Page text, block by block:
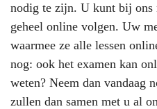
nodig te zijn. U kunt bij ons
geheel online volgen. Uw
waarmee ze alle lessen
nog: ook het examen kan
weten? Neem dan vandaag
zullen dan samen met u al